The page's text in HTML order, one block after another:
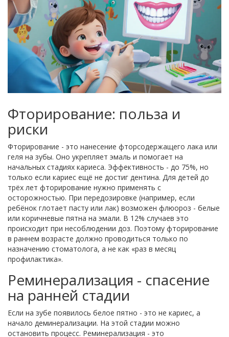
Фторирование: польза и
риски
Фторирование - это нанесение фторсодержащего лака или
геля на зубы. Оно укрепляет эмаль и помогает на
начальных стадиях кариеса. Эффективность - до 75%, но
только если кариес ещё не достиг дентина. Для детей до
трёх лет фторирование нужно применять с
осторожностью. При передозировке (например, если
ребёнок глотает пасту или лак) возможен флюороз - белые
или коричневые пятна на эмали. В 12% случаев это
происходит при несоблюдении доз. Поэтому фторирование
в раннем возрасте должно проводиться только по
назначению стоматолога, а не как «раз в месяц
профилактика».
Реминерализация - спасение
на ранней стадии
Если на зубе появилось белое пятно - это не кариес, а
начало деминерализации. На этой стадии можно
остановить процесс. Реминерализация - это